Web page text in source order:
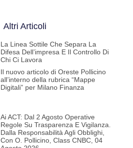
Altri Articoli
La Linea Sottile Che Separa La
Difesa Dell’impresa E Il Controllo Di
Chi Ci Lavora
Il nuovo articolo di Oreste Pollicino
all’interno della rubrica “Mappe
Digitali” per Milano Finanza
Ai ACT: Dal 2 Agosto Operative
Regole Su Trasparenza E Vigilanza.
Dalla Responsabilità Agli Obblighi,
Con O. Pollicino, Class CNBC, 04